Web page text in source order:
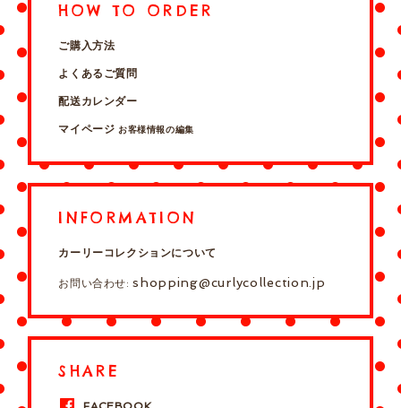
HOW TO ORDER
ご購入方法
よくあるご質問
配送カレンダー
マイページ お客様情報の編集
INFORMATION
カーリーコレクションについて
お問い合わせ:shopping@curlycollection.jp
SHARE